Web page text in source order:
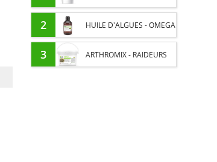
PROBIOTIQUE CHEVAL -
FLORE INTESTINALE ET
DIGESTION
2 HUILE D'ALGUES - OMEGA
3 CHEVAL - DHA ET EPA
3 ARTHROMIX - RAIDEURS